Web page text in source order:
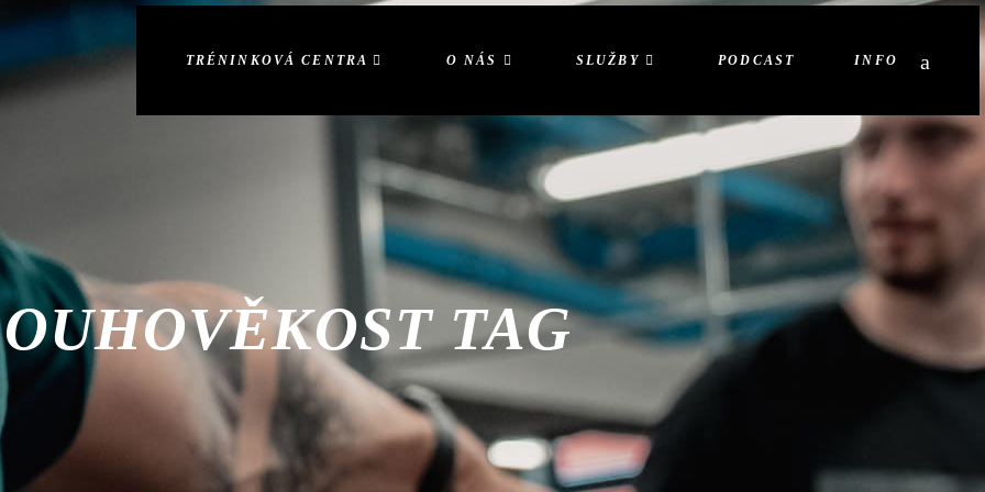
TRÉNINKOVÁ CENTRA O NÁS SLUŽBY PODCAST INFO
TAG